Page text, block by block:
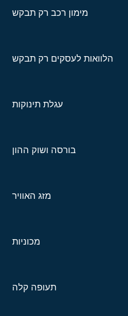
מימון רכב רק תבקש
הלוואות לעסקים רק תבקש
עגלת תינוקות
בורסה ושוק ההון
מזג האוויר
מכוניות
תעופה קלה